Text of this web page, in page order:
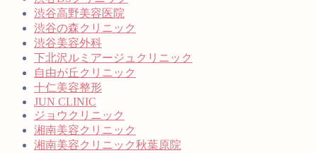
渋谷高野美容医院
渋谷の森クリニック
渋谷美容外科
下北沢ルミアージュクリニック
自由が丘クリニック
十仁美容整形
JUN CLINIC
ジョウクリニック
湘南美容クリニック
湘南美容クリニック秋葉原院